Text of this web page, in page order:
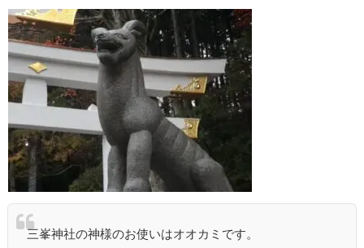
三峯神社の神様のお使いはオオカミです。